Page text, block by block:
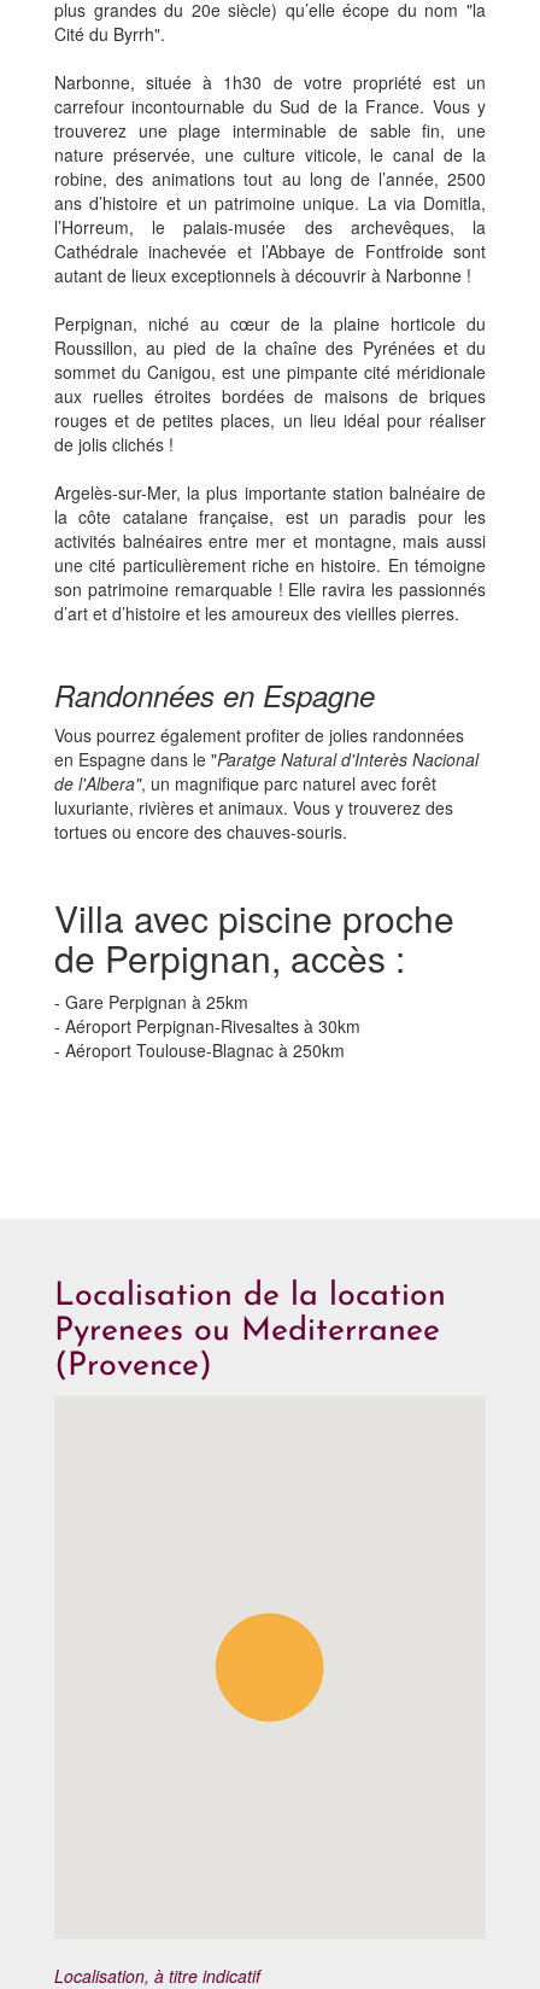
plus grandes du 20e siècle) qu’elle écope du nom "la
Cité du Byrrh".
Narbonne, située à 1h30 de votre propriété est un
carrefour incontournable du Sud de la France. Vous y
trouverez une plage interminable de sable fin, une
nature préservée, une culture viticole, le canal de la
robine, des animations tout au long de l’année, 2500
ans d’histoire et un patrimoine unique. La via Domitla,
l’Horreum, le palais-musée des archevêques, la
Cathédrale inachevée et l’Abbaye de Fontfroide sont
autant de lieux exceptionnels à découvrir à Narbonne !
Perpignan, niché au cœur de la plaine horticole du
Roussillon, au pied de la chaîne des Pyrénées et du
sommet du Canigou, est une pimpante cité méridionale
aux ruelles étroites bordées de maisons de briques
rouges et de petites places, un lieu idéal pour réaliser
de jolis clichés !
Argelès-sur-Mer, la plus importante station balnéaire de
la côte catalane française, est un paradis pour les
activités balnéaires entre mer et montagne, mais aussi
une cité particulièrement riche en histoire. En témoigne
son patrimoine remarquable ! Elle ravira les passionnés
d’art et d’histoire et les amoureux des vieilles pierres.
Randonnées en Espagne
Vous pourrez également profiter de jolies randonnées
en Espagne dans le "Paratge Natural d'Interès Nacional
de l'Albera", un magnifique parc naturel avec forêt
luxuriante, rivières et animaux. Vous y trouverez des
tortues ou encore des chauves-souris.
Villa avec piscine proche
de Perpignan, accès :
- Gare Perpignan à 25km
- Aéroport Perpignan-Rivesaltes à 30km
- Aéroport Toulouse-Blagnac à 250km
Localisation de la location
Pyrenees ou Mediterranee
(Provence)
Localisation, à titre indicatif